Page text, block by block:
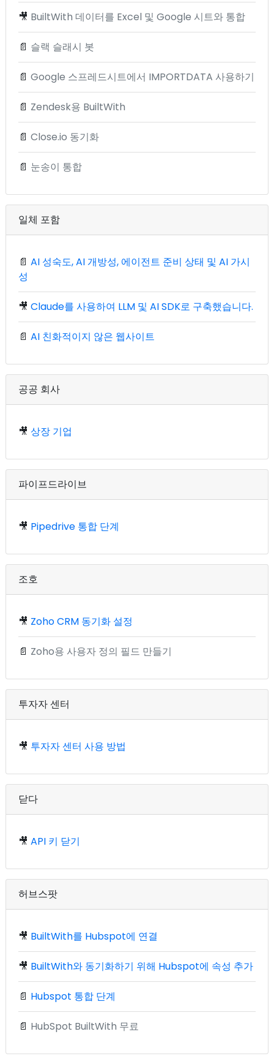
🎥 BuiltWith 데이터를 Excel 및 Google 시트와 통합
📄 슬랙 슬래시 봇
📄 Google 스프레드시트에서 IMPORTDATA 사용하기
📄 Zendesk용 BuiltWith
📄 Close.io 동기화
📄 눈송이 통합
일체 포함
📄 AI 성숙도, AI 개방성, 에이전트 준비 상태 및 AI 가시
성
🎥 Claude를 사용하여 LLM 및 AI SDK로 구축했습니다.
📄 AI 친화적이지 않은 웹사이트
공공 회사
🎥 상장 기업
파이프드라이브
🎥 Pipedrive 통합 단계
조호
🎥 Zoho CRM 동기화 설정
📄 Zoho용 사용자 정의 필드 만들기
투자자 센터
🎥 투자자 센터 사용 방법
닫다
🎥 API 키 닫기
허브스팟
🎥 BuiltWith를 Hubspot에 연결
🎥 BuiltWith와 동기화하기 위해 Hubspot에 속성 추가
📄 Hubspot 통합 단계
📄 HubSpot BuiltWith 무료